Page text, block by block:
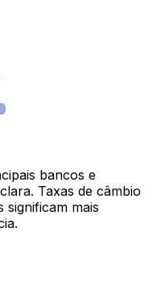
bancos e
Taxas de câmbio
significam mais